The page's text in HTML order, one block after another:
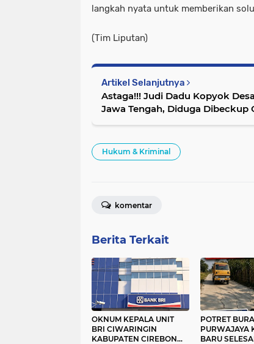
langkah nyata untuk memberikan
(Tim Liputan)
Artikel Selanjutnya
Astaga!!! Judi Dadu Kopyok
Jawa Tengah, Diduga
Hukum & Kriminal
komentar
Berita Terkait
OKNUM KEPALA UNIT
BRI CIWARINGIN
KABUPATEN CIREBON
POTRET
PURWAJAYA
BARU